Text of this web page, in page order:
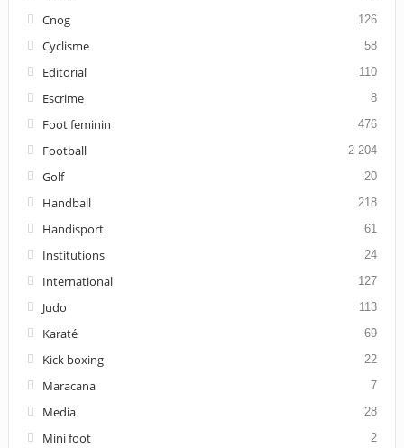
Cnog 126
Cyclisme 58
Editorial 110
Escrime 8
Foot feminin 476
Football 2 204
Golf 20
Handball 218
Handisport 61
Institutions 24
International 127
Judo 113
Karaté 69
Kick boxing 22
Maracana 7
Media 28
Mini foot 2